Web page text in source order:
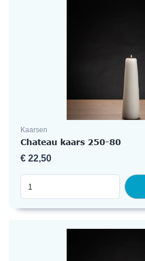
Kaarsen
Chateau kaars 250-80
€ 22,50